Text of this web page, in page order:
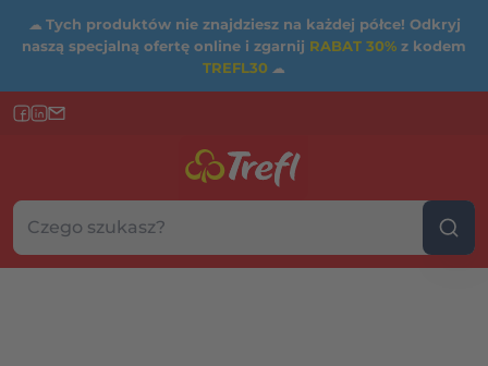
☁ Tych produktów nie znajdziesz na każdej półce! Odkryj
naszą specjalną ofertę online i zgarnij RABAT 30% z kodem
TREFL30 ☁
Szukaj w sklepie...
Wybierz kategorię